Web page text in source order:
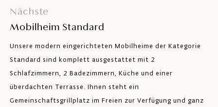
Innenbereich
Küche mit einer Kochplatte (Induktion),
Kühlschrank mit Tiefkühlschrank, Küche
vollständig ausgestattet mit Geschirr,
einem Mikrowellenofen, Kaffeemaschine
für Nespresso-Kaffee und Toaster
Klimaanlage
Satelliten-TV
Nächste
Mobilheim Standard
Unsere modern eingerichteten Mobilheime der Kategorie
Standard sind komplett ausgestattet mit 2
Schlafzimmern, 2 Badezimmern, Küche und einer
überdachten Terrasse. Ihnen steht ein
Gemeinschaftsgrillplatz im Freien zur Verfügung und ganz